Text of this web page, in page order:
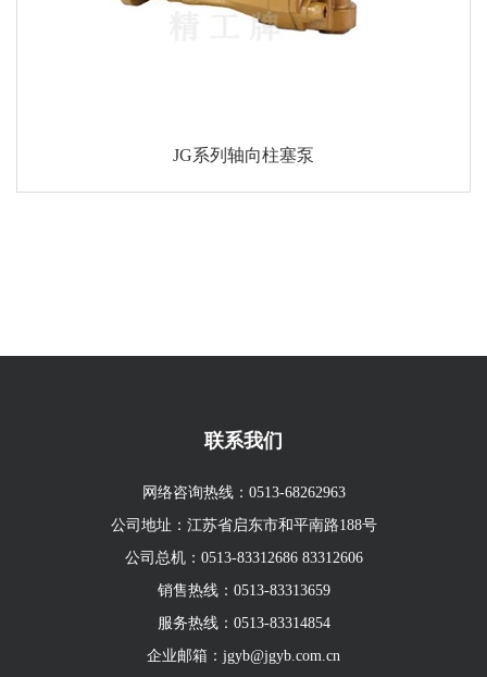
JG系列轴向柱塞泵
联系我们
网络咨询热线： 0513-68262963
公司地址：江苏省启东市和平南路188号
公司总机： 0513-83312686 83312606
销售热线： 0513-83313659
服务热线： 0513-83314854
企业邮箱： jgyb@jgyb.com.cn